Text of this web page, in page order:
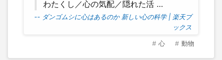
わたくし／心の気配／隠れた活 …
-- ダンゴムシに心はあるのか 新しい心の科学 | 楽天ブ
ックス
心 動物